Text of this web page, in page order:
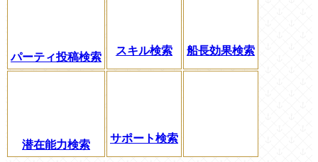
パーティ投稿検索
スキル検索 船長効果検索
潜在能力検索
サポート検索